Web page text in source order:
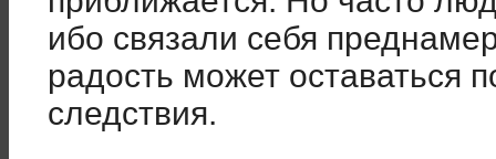
ибо связали себя
радость может оставаться
следствия.